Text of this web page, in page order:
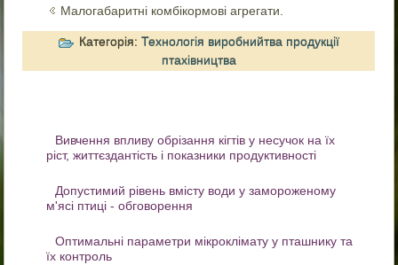
Малогабаритні комбікормові агрегати.
Категорія:Технологія виробнийтва продукції
птахівництва
Вивчення впливу обрізання кігтів у несучок на їх
ріст, життєздантість і показники продуктивності
Допустимий рівень вмісту води у замороженому
м'ясі птиці - обговорення
Оптимальні параметри мікроклімату у пташнику та
їх контроль